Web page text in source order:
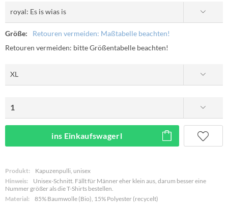
Größe:
Retouren vermeiden: Maßtabelle beachten!
Retouren vermeiden: bitte Größentabelle beachten!
ins Einkaufswagerl
Produkt:
Kapuzenpulli, unisex
Hinweis:
Unisex-Schnitt. Fällt für Männer eher klein aus, darum besser eine
Nummer größer als die T-Shirts bestellen.
Material:
85% Baumwolle (Bio), 15% Polyester (recycelt)